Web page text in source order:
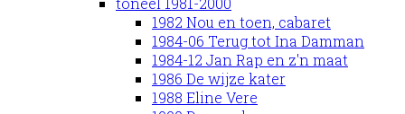
1982 Nou en toen, cabaret
1984-06 Terug tot Ina Damman
1984-12 Jan Rap en z'n maat
1986 De wijze kater
1988 Eline Vere